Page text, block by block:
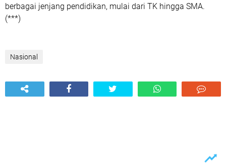
berbagai jenjang pendidikan, mulai dari TK hingga SMA.
(***)
Nasional